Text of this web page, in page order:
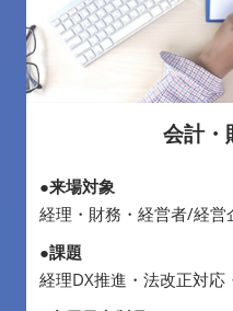
会計・
●来場対象
経理・財務・経営者/経営
●課題
経理DX推進・法改正対応